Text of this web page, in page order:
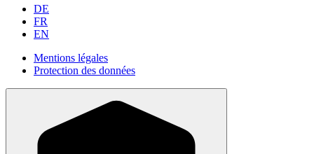
DE
FR
EN
Mentions légales
Protection des données